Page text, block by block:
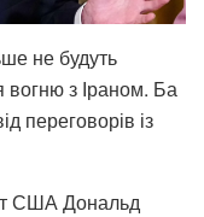
не будуть
з Іраном. Ба
переговорів із
США Дональд